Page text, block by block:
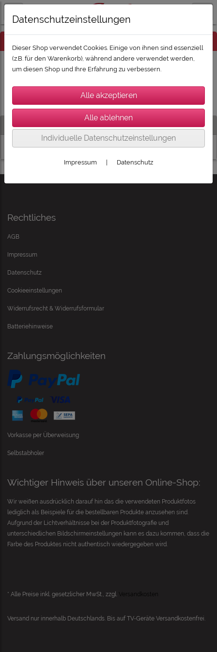
Rechtliches
AGB
Impressum
Datenschutz
Cookieeinstellungen
Widerrufsrecht & Widerrufsformular
Batteriehinweise
Zahlungsmöglichkeiten
Vorkasse per Überweisung
Selbstabholer
Wichtiger Hinweis über unseren Online-Shop:
Wir weißen ausdrücklich darauf hin das die verwendeten Produktfotos
lediglich als Beispiele für die bestellbaren Produkte anzusehen sind.
Aufgrund der Lichtverhältnisse bei der Produktfotografie und
unterschiedlichen Bildschirmeinstellungen kann es dazu kommen, dass die
Farbe des Produktes nicht authentisch wiedergegeben wird.
* Alle Preise inkl. gesetzlicher MwSt., zzgl. Versandkosten
Versand nur innerhalb Deutschlands. Bis auf TV-Geräte Versandkostenfrei.
Datenschutzeinstellungen
Dieser Shop verwendet Cookies. Einige von ihnen sind essenziell
(z.B. für den Warenkorb), während andere verwendet werden,
um diesen Shop und Ihre Erfahrung zu verbessern.
Individuelle Datenschutzeinstellungen
Impressum Datenschutz